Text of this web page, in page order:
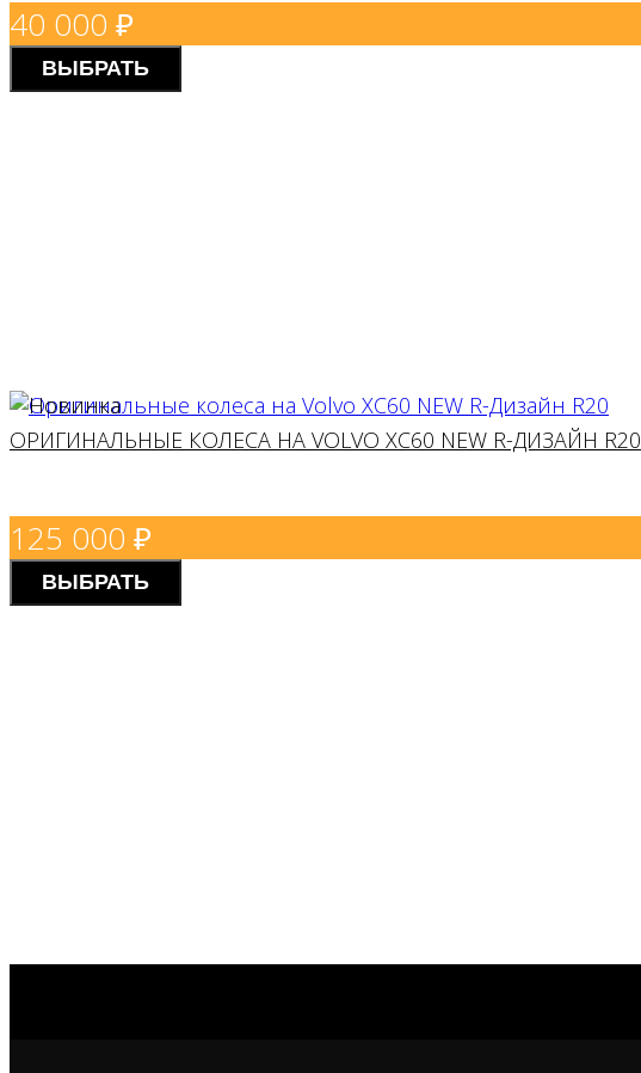
40 000 ₽
ВЫБРАТЬ
ОРИГИНАЛЬНЫЕ КОЛЕСА НА VOLVO XC60 NEW R-ДИЗАЙН R20
125 000 ₽
ВЫБРАТЬ